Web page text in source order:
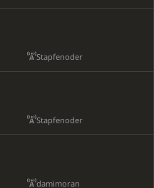
Stapfenoder
Stapfenoder
damimoran